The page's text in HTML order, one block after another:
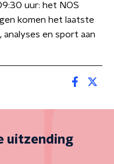
uur: het NOS
komen het laatste
en sport aan
uitzending